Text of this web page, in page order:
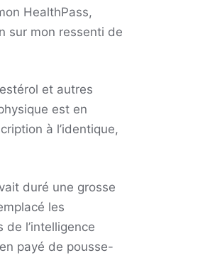
HealthPass,
sur mon ressenti de
et autres
est en
à l’identique,
duré une grosse
les
l’intelligence
payé de pousse-